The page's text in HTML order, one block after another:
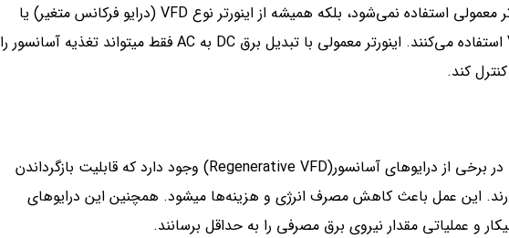
در آسانسورهای مدرن و استاندارد امروزی از اینورتر معمولی استفاده نمی‌شود، بلکه همیشه از اینورتر نوع VFD (درایو فرکانس متغیر) یا
VVVF (Variable Voltage Variable Frequency) استفاده می‌کنند. اینورتر معمولی با تبدیل برق DC به AC فقط می­تواند تغذیه آسانسور را
کند.
سیستم بازیابی انرژی یک قابلیت اضافی است که در برخی از درایوهای آسانسور(Regenerative VFD) وجود دارد که قابلیت بازگرداندن
این عمل باعث کاهش مصرف انرژی و هزینه‌ها می­شود. همچنین این درایوهای
و عملیاتی مقدار نیروی برق مصرفی را به حداقل برسانند.